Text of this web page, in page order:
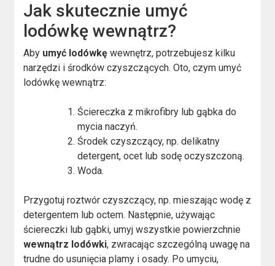
Jak skutecznie umyć
lodówkę wewnątrz?
Aby umyć lodówkę wewnętrz, potrzebujesz kilku
narzędzi i środków czyszczących. Oto, czym umyć
lodówkę wewnątrz:
Ściereczka z mikrofibry lub gąbka do
mycia naczyń.
Środek czyszczący, np. delikatny
detergent, ocet lub sodę oczyszczoną.
Woda.
Przygotuj roztwór czyszczący, np. mieszając wodę z
detergentem lub octem. Następnie, używając
ściereczki lub gąbki, umyj wszystkie powierzchnie
wewnątrz lodówki, zwracając szczególną uwagę na
trudne do usunięcia plamy i osady. Po umyciu,